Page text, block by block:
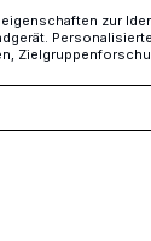
die
zur